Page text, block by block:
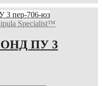
Specialist™
ПУ 3